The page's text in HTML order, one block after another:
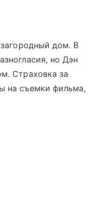
дом. В
но Дэн
Страховка за
на съемки фильма,